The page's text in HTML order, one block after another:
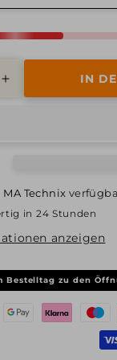
Erhöhe
die
8x18
5x112
66,6,
schwarz
frontpoliert
IN
MA Technix
in 24 Stunden
anzeigen
Bestelltag zu den